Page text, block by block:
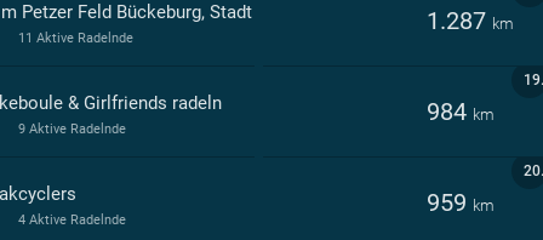
Petzer Feld Bückeburg, Stadt 1.287 km
11 Aktive Radelnde
19.
& Girlfriends radeln 984 km
9 Aktive Radelnde
20.
959 km
4 Aktive Radelnde